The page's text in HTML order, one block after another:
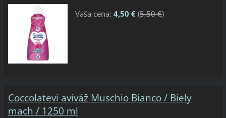
Vaša cena: 4,50 €(5,50 €)
Coccolatevi aviváž Muschio Bianco / Biely
mach / 1250 ml